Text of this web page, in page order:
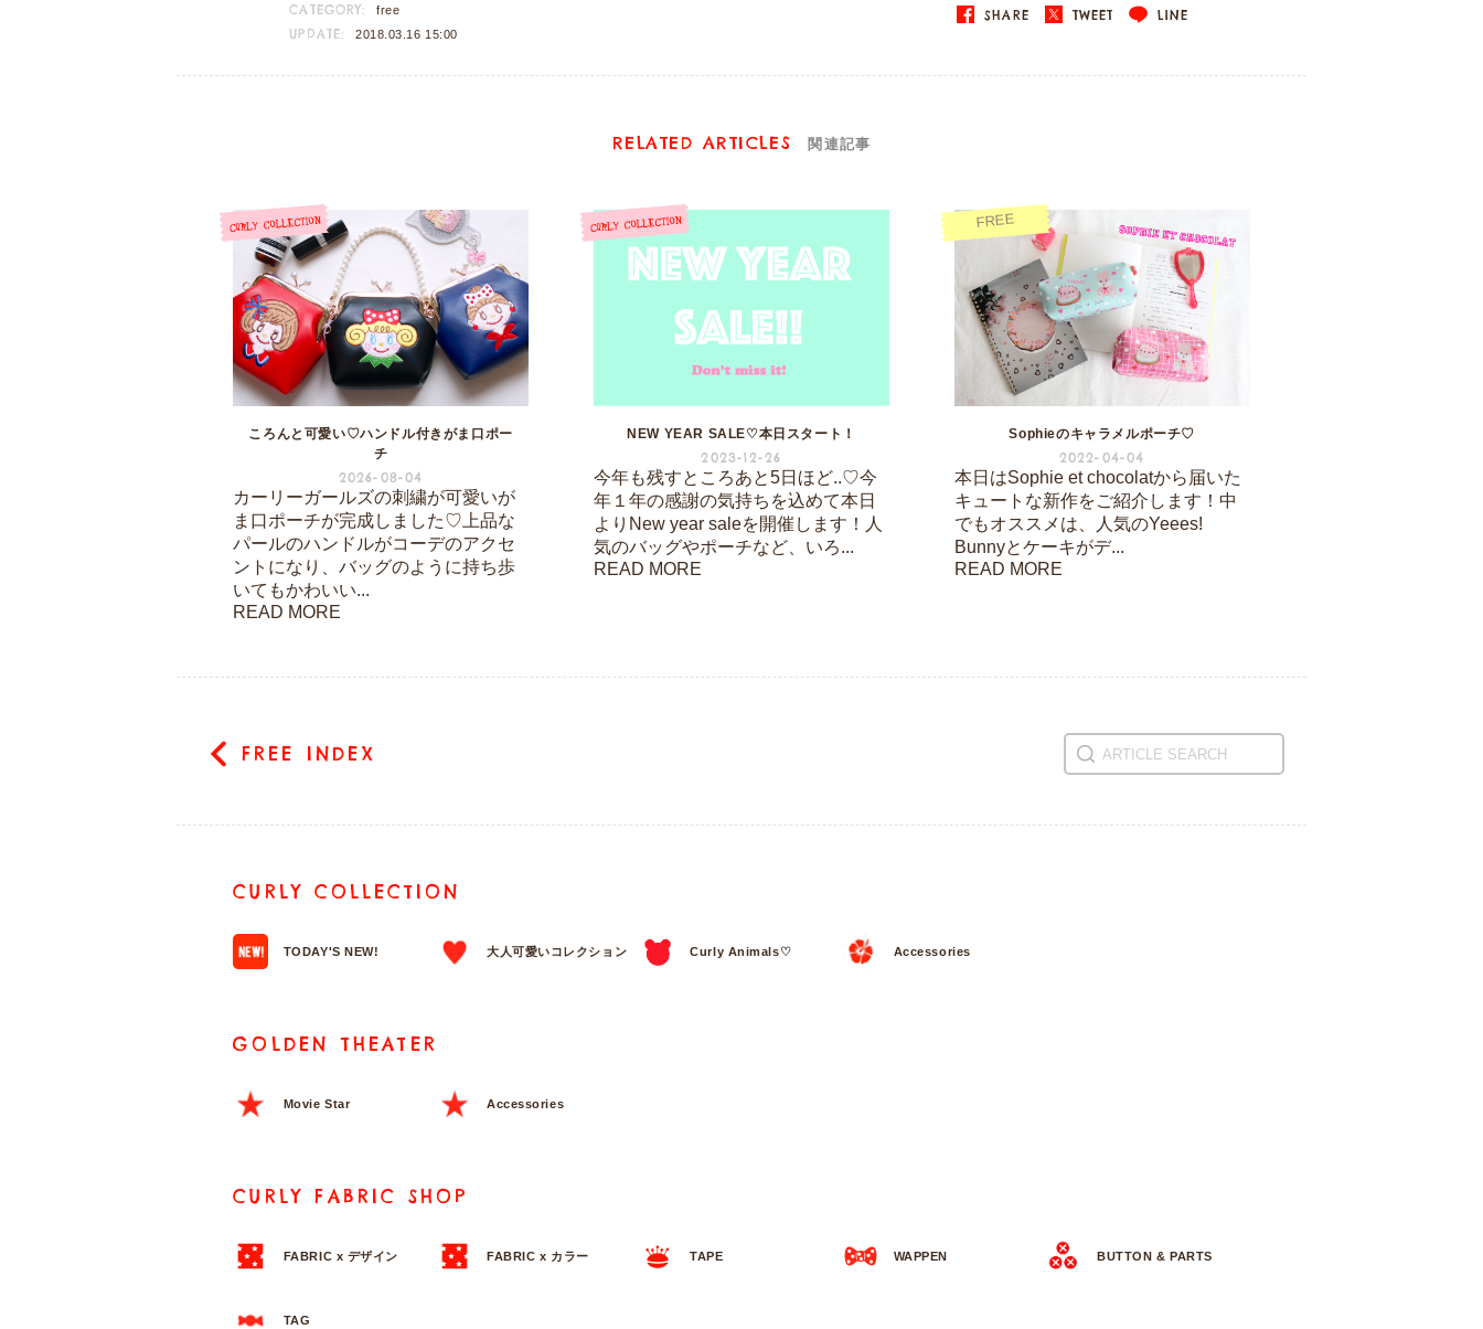
CATEGORY: free
UPDATE: 2018.03.16 15:00
SHARE TWEET LINE
RELATED ARTICLES 関連記事
ころんと可愛い♡ハンドル付きがま口ポー
チ
2026-08-04
カーリーガールズの刺繍が可愛いが
ま口ポーチが完成しました♡上品な
パールのハンドルがコーデのアクセ
ントになり、バッグのように持ち歩
いてもかわいい...
READ MORE
NEW YEAR SALE♡本日スタート！
2023-12-26
今年も残すところあと5日ほど..♡今
年１年の感謝の気持ちを込めて本日
よりNew year saleを開催します！人
気のバッグやポーチなど、いろ...
READ MORE
FREE
Sophieのキャラメルポーチ♡
2022-04-04
本日はSophie et chocolatから届いた
キュートな新作をご紹介します！中
でもオススメは、人気のYeees!
Bunnyとケーキがデ...
READ MORE
FREE INDEX
CURLY COLLECTION
TODAY'S NEW! 大人可愛いコレクション Curly Animals♡ Accessories
GOLDEN THEATER
Movie Star Accessories
CURLY FABRIC SHOP
FABRIC x デザイン FABRIC x カラー TAPE WAPPEN BUTTON & PARTS
TAG